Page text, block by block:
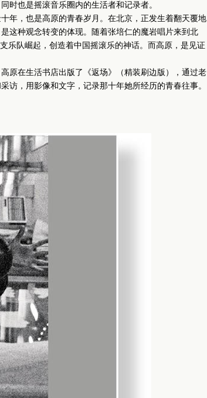
时也是摇滚音乐圈内的生活者和记录者。
，也是高原的青春岁月。在北京，正发生着翻天覆地
这种观念转变的体现。随着张培仁的魔岩唱片来到北
队崛起，创造着中国摇滚乐的神话。而高原，是见证
在生活书店出版了《返场》（精装刷边版），通过老
访，用影像和文字，记录那十年她所经历的青春往事。